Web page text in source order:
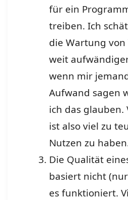
für ein
treiben. Ich
die Wartung von
weit
wenn mir
Aufwand sagen
ich das glauben.
ist also viel zu
Nutzen zu
Die Qualität
basiert nicht
es funktioniert.